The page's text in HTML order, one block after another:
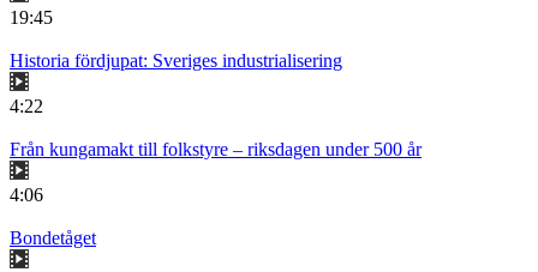
19:45
Historia fördjupat: Sveriges industrialisering
4:22
Från kungamakt till folkstyre – riksdagen under 500 år
4:06
Bondetåget